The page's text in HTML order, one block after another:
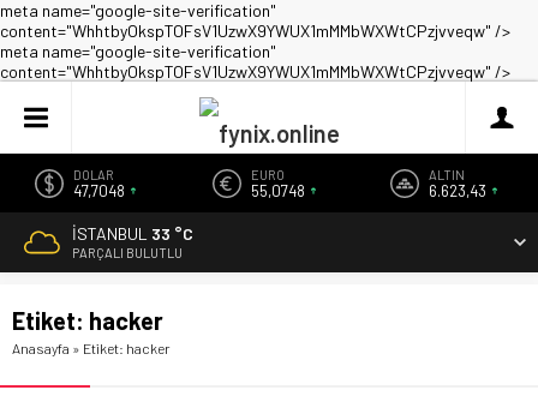
meta name="google-site-verification"
content="WhhtbyOkspTOFsV1UzwX9YWUX1mMMbWXWtCPzjvveqw" />
meta name="google-site-verification"
content="WhhtbyOkspTOFsV1UzwX9YWUX1mMMbWXWtCPzjvveqw" />
DOLAR
47,7048
EURO
55,0748
ALTIN
6.623,43
İSTANBUL 33 °C
PARÇALI BULUTLU
Etiket: hacker
Anasayfa » Etiket: hacker